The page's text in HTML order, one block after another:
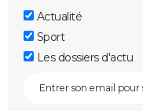
Actualité
Sport
Les dossiers d'actu